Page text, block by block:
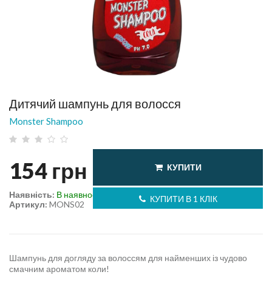
Дитячий шампунь для волосся
Monster Shampoo
154 грн КУПИТИ
КУПИТИ В 1 КЛІК
Артикул: MONS02
Наявність: В наявності
Шампунь для догляду за волоссям для найменших із чудово
смачним ароматом коли!